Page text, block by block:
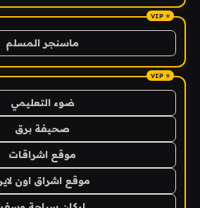
ماسنجر المسلم
ضوء التعليمي
صحيفة برق
موقع اشراقات
موقع اشراق اون